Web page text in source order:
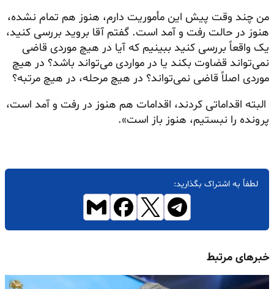
من چند وقت پیش این مأموریت دارم، هنوز هم تمام نشده،
هنوز در حالت رفت و آمد است. گفتم آقا بروید بررسی کنید،
یک واقعاً بررسی کنید ببینیم که آیا در هیچ موردی قاضی
نمی‌تواند قضاوت بکند یا در مواردی می‌تواند باشد؟ در هیچ
موردی اصلاً قاضی نمی‌تواند؟ در هیچ مرحله، در هیچ مرتبه؟
البته اقداماتی کردند، اقدامات هم هنوز در رفت و آمد است،
پرونده را نبستیم، هنوز باز است».
لطفاً به اشتراک بگذارید:
خبرهای مرتبط